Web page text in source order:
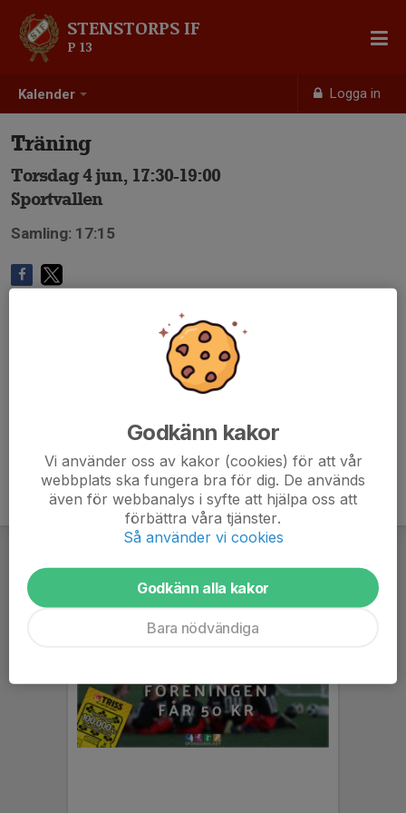
Kalender Logga in
STENSTORPS IF
P 13
Träning
Torsdag 4 jun, 17:30-19:00
Sportvallen
Samling: 17:15
Godkänn kakor
Vi använder oss av kakor (cookies) för att vår
webbplats ska fungera bra för dig. De används
även för webbanalys i syfte att hjälpa oss att
förbättra våra tjänster.
Så använder vi cookies
Godkänn alla kakor
Bara nödvändiga